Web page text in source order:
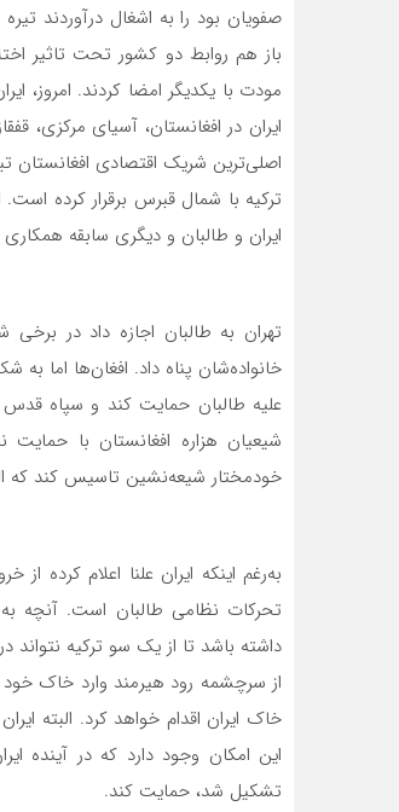
مودت با یکدیگر امضا کردند.
ایران در افغانستان، آسیای مرکزی،
اصلی‌ترین شریک اقتصادی افغانستان
ترکیه با شمال قبرس برقرار کرده
ایران و طالبان و دیگری سابقه همکاری ایران با
تهران به طالبان اجازه داد در
خانواده‌شان پناه داد. افغان‌ها اما به
علیه طالبان حمایت کند و سپاه قدس
شیعیان هزاره افغانستان با
خودمختار شیعه‌نشین تاسیس کند که
به‌رغم اینکه ایران علنا اعلام کرده
تحرکات نظامی طالبان است. آنچه
داشته باشد تا از یک سو ترکیه
از سرچشمه رود هیرمند وارد خاک خود
خاک ایران اقدام خواهد کرد. البته
این امکان وجود دارد که در آینده
تشکیل شد، حمایت کند.